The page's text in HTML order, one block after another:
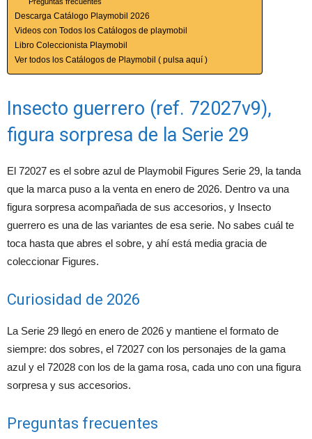
Descarga Catálogo Playmobil 2026
Videos con Todos los Catálogos de playmobil
Libro Coleccionista Playmobil
Ver todos los Catálogos de Playmobil ( pulsa aquí )
Insecto guerrero (ref. 72027v9),
figura sorpresa de la Serie 29
El 72027 es el sobre azul de Playmobil Figures Serie 29, la tanda
que la marca puso a la venta en enero de 2026. Dentro va una
figura sorpresa acompañada de sus accesorios, y Insecto
guerrero es una de las variantes de esa serie. No sabes cuál te
toca hasta que abres el sobre, y ahí está media gracia de
coleccionar Figures.
Curiosidad de 2026
La Serie 29 llegó en enero de 2026 y mantiene el formato de
siempre: dos sobres, el 72027 con los personajes de la gama
azul y el 72028 con los de la gama rosa, cada uno con una figura
sorpresa y sus accesorios.
Preguntas frecuentes